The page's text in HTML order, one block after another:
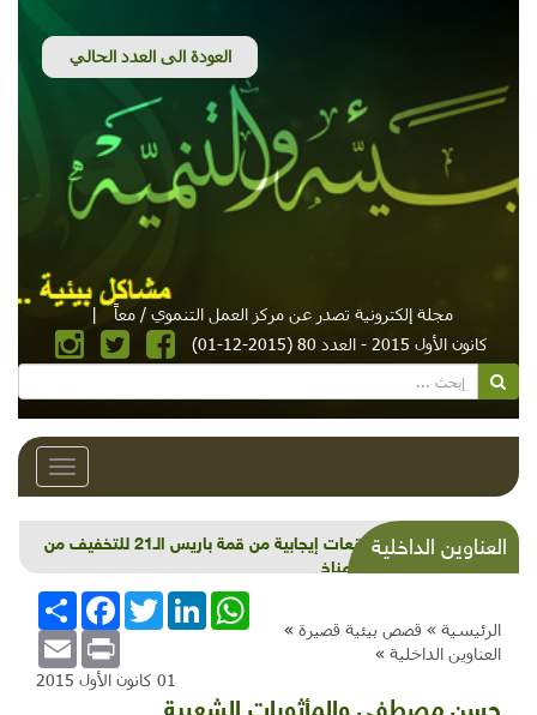
مجلة إلكترونية تصدر عن مركز العمل التنموي / معاً
|
كانون الأول 2015 - العدد 80 (2015-12-01)
Toggle
العناوين الداخلية
لا توقعات إيجابية من قمة باريس الـ21 للتخفيف من
تغيّر المناخ
الرئيسية » قصص بيئية قصيرة »
العناوين الداخلية »
انشر
FacebookTwitterLinkedInWhatsApp
Email Print
01 كانون الأول 2015